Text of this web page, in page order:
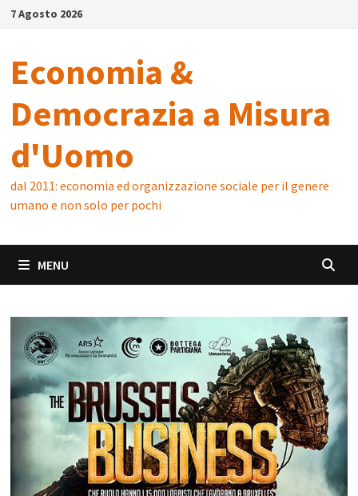
Skip7 Agosto 2026
Economia &
Democrazia a Misura
d'Uomo
dal 2011: economia ed organizzazione sociale per il genere
umano e non solo per pochi
MENU